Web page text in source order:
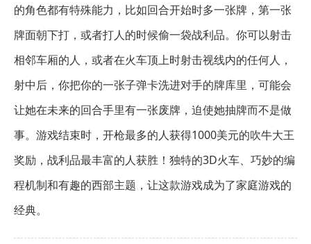
的角色都有特殊能力，比如回合开始时多一张牌，第一张
牌面朝下打，或者打人的时候偷一袋战利品。你可以射击
相邻车厢的人，或者在火车顶上时射击视线内的任何人，
射中后，你把你的一张子弹卡洗进对手的牌库里，可能会
让她在未来的回合手里有一张废牌，迫使她抽牌而不是做
事。游戏结束时，开枪最多的人获得1000美元的吹牛大王
奖励，战利品最丰富的人获胜！独特的3D火车、巧妙的编
程机制和有趣的西部主题，让这款游戏成为了家庭游戏的
经典。